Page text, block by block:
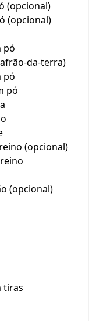
(opcional)
(opcional)
pó
da-terra)
pó
pó
(opcional)
(opcional)
tiras